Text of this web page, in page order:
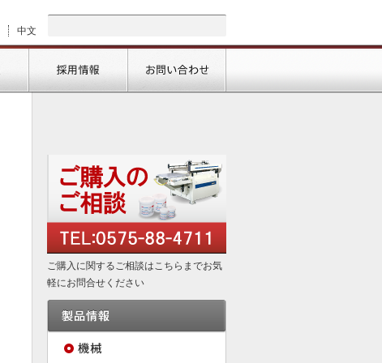
中文
会社情報 採用情報 お問い合わせ
ご購入に関するご相談はこちらまでお気
軽にお問合せください